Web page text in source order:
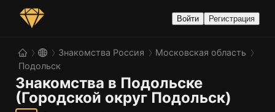
Войти Регистрация
Знакомства Россия
Московская область
Подольск
Знакомства в Подольске
(Городской округ Подольск)